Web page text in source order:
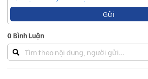
Gửi
0Bình Luận